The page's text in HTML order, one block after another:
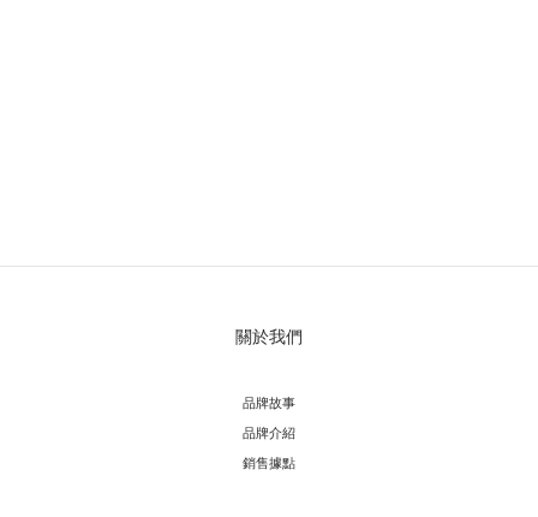
關於我們
品牌故事
品牌介紹
銷售據點